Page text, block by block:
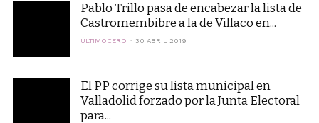
Pablo Trillo pasa de encabezar la lista de
Castromembibre a la de Villaco en...
ÚLTIMOCERO 30 ABRIL 2019
El PP corrige su lista municipal en
Valladolid forzado por la Junta Electoral
para...